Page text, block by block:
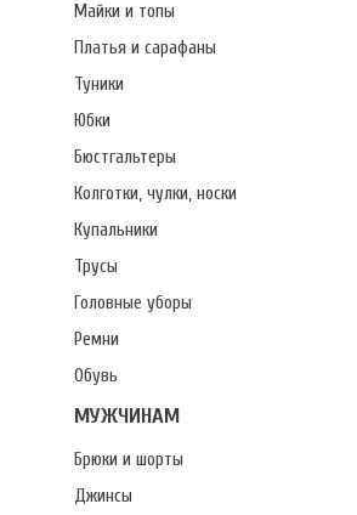
Майки и топы
Платья и сарафаны
Туники
Юбки
Бюстгальтеры
Колготки, чулки, носки
Купальники
Трусы
Головные уборы
Ремни
Обувь
МУЖЧИНАМ
Брюки и шорты
Джинсы